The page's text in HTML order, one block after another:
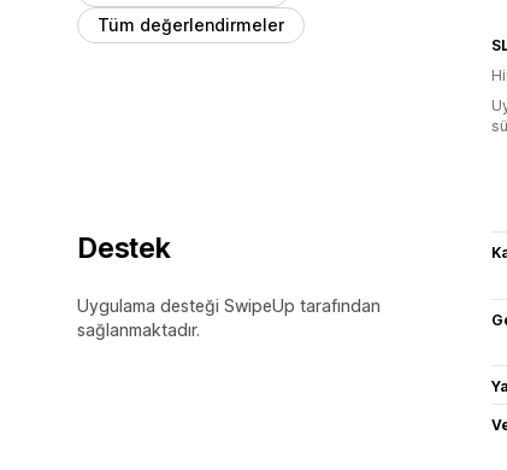
Tüm değerlendirmeler
Destek
Uygulama desteği SwipeUp tarafından
sağlanmaktadır.